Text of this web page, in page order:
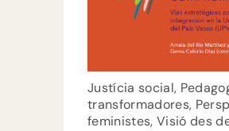
Justícia social,
transformadores,
feministes, Visió des